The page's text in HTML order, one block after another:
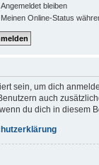
Angemeldet bleiben
Meinen Online-Status
sein, um dich
auch
du dich in diesem